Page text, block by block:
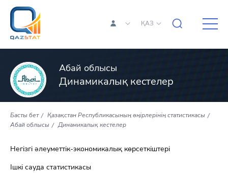
ҚАЗ
Абай облысы
Динамикалық кестелер
Басты бет
Қазақстан Республикасының өңірлерінің статистикасы
Абай облысы
Динамикалық кестелер
Негізгі әлеуметтік-экономикалық көрсеткіштері
Ішкі сауда статистикасы